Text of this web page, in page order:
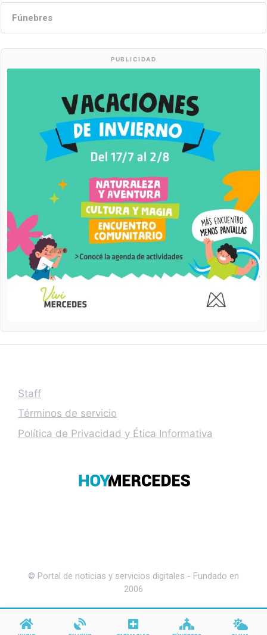
Fúnebres
PUBLICIDAD
Staff
Términos de servicio
Política de Privacidad y Ética Informativa
© Portal de noticias y servicios digitales - Fundado en
2006